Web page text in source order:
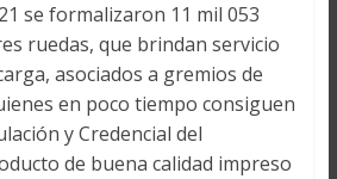
se formalizaron 11 mil 053
ruedas, que brindan servicio
asociados a gremios de
en poco tiempo consiguen
y Credencial del
de buena calidad impreso